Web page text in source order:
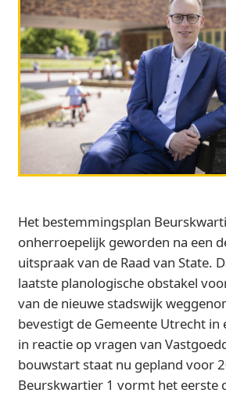
Het bestemmingsplan
onherroepelijk geworden na een
uitspraak van de Raad van State.
laatste planologische obstakel
van de nieuwe stadswijk
bevestigt de Gemeente Utrecht in
in reactie op vragen van
bouwstart staat nu gepland voor
Beurskwartier 1 vormt het eerste